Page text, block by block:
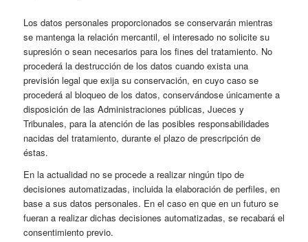
Los datos personales proporcionados se conservarán mientras
se mantenga la relación mercantil, el interesado no solicite su
supresión o sean necesarios para los fines del tratamiento. No
procederá la destrucción de los datos cuando exista una
previsión legal que exija su conservación, en cuyo caso se
procederá al bloqueo de los datos, conservándose únicamente a
disposición de las Administraciones públicas, Jueces y
Tribunales, para la atención de las posibles responsabilidades
nacidas del tratamiento, durante el plazo de prescripción de
éstas.
En la actualidad no se procede a realizar ningún tipo de
decisiones automatizadas, incluida la elaboración de perfiles, en
base a sus datos personales. En el caso en que en un futuro se
fueran a realizar dichas decisiones automatizadas, se recabará el
consentimiento previo.